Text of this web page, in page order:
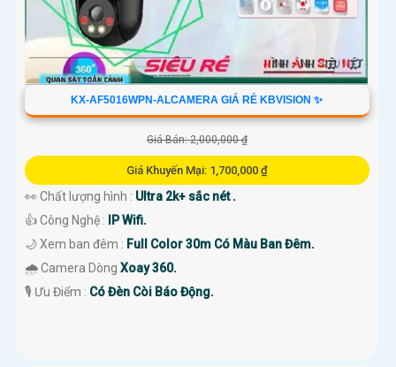
KX-AF5016WPN-ALCAMERA GIÁ RẺ KBVISION ✨
Giá Bán: 2,000,000 ₫
Giá Khuyến Mại: 1,700,000 ₫
👀 Chất lượng hình : Ultra 2k+ sắc nét .
👍 Công Nghệ :
IP Wifi.
🌙 Xem ban đêm : Full Color 30m Có Màu Ban Đêm.
🌧️ Camera Dòng Xoay 360.
️🎙 Ưu Điểm : Có Đèn Còi Báo Động.